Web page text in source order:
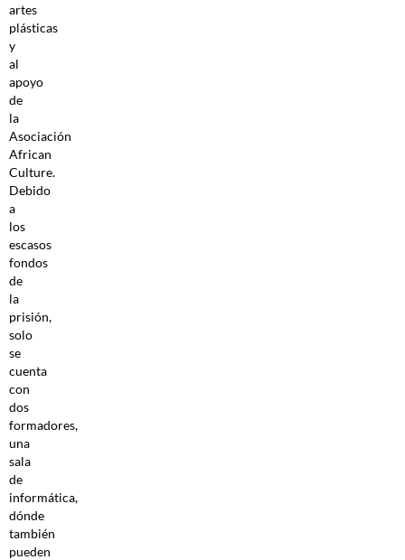
artes
plásticas
y
al
apoyo
de
la
Asociación
African
Culture.
Debido
a
los
escasos
fondos
de
la
prisión,
solo
se
cuenta
con
dos
formadores,
una
sala
de
informática,
dónde
también
pueden